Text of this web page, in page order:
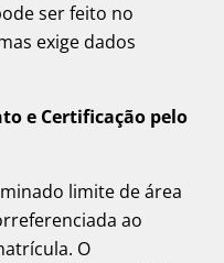
ser feito no
exige dados
e Certificação pelo
limite de área
ao
O